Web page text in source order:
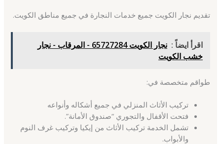
تقديم نجار الكويت جميع خدمات النجارة في جميع مناطق الكويت.
اقرأ ايضاً :
نجار الكويت 65727284 - المرقاب - نجار
خشب الكويت
طواقم متخصصة في:
تركيب الأثاث المنزلي في جميع أشكاله وأنواعه
فتحت الأقفال والتجوري “صندوق الأمانة”.
تشمل الخدمة تركيب الأثاث من إيكيا وتركيب غرف النوم
والأبواب.